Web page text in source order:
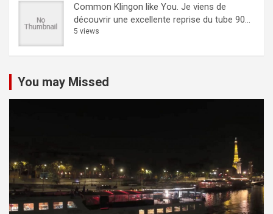
Common Klingon like You. Je viens de
découvrir une excellente reprise du tube 90...
5 views
You may Missed